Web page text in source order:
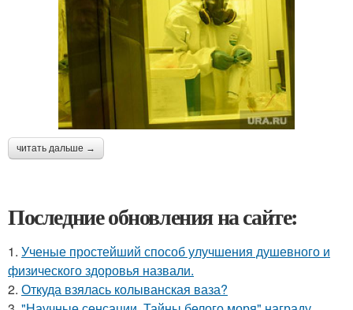
читать дальше →
Последние обновления на сайте:
1. Ученые простейший способ улучшения душевного и
физического здоровья назвали.
2. Откуда взялась колыванская ваза?